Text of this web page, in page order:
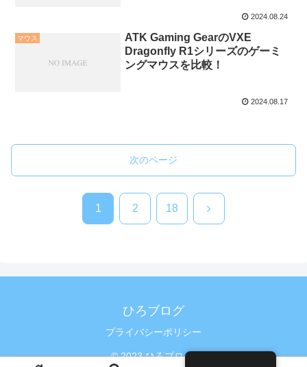
2024.08.24
マウス
ATK Gaming GearのVXE
Dragonfly R1シリーズのゲーミ
ングマウスを比較！
2024.08.17
次のページ
1 2 18 次
ひろブログ
プライバシーポリシー
© 2023 ひろブログ.